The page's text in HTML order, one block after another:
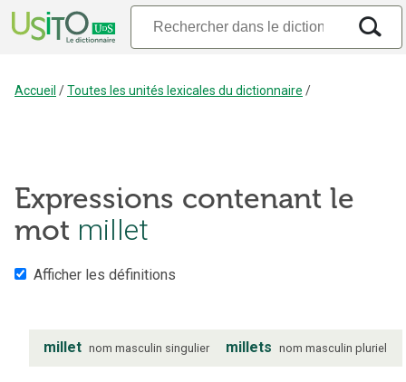
Accueil /Toutes les unités lexicales du dictionnaire /
Expressions contenant le
mot millet
Afficher les définitions
millet nom masculin singulier millets nom masculin pluriel